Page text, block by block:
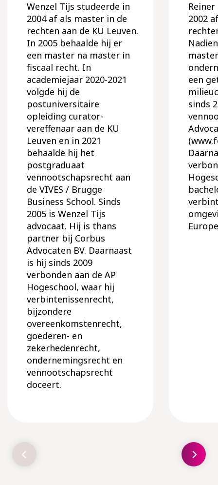
Wenzel Tijs studeerde in
2004 af als master in de
rechten aan de KU Leuven.
In 2005 behaalde hij er
een master na master in
fiscaal recht. In
academiejaar 2020-2021
volgde hij de
postuniversitaire
opleiding curator-
vereffenaar aan de KU
Leuven en in 2021
behaalde hij het
postgraduaat
vennootschapsrecht aan
de VIVES / Brugge
Business School. Sinds
2005 is Wenzel Tijs
advocaat. Hij is thans
partner bij Corbus
Advocaten BV. Daarnaast
is hij sinds 2009
verbonden aan de AP
Hogeschool, waar hij
verbintenissenrecht,
bijzondere
overeenkomstenrecht,
goederen- en
zekerhedenrecht,
ondernemingsrecht en
vennootschapsrecht
doceert.
2002
een
sinds